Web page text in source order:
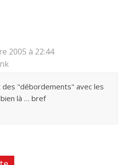
2005 à 22:44
des "débordements" avec les
là … bref